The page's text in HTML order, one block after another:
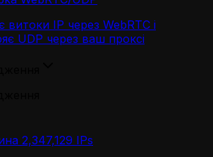
витоки IP через WebRTC і
UDP через ваш проксі
2,347,129 IPs